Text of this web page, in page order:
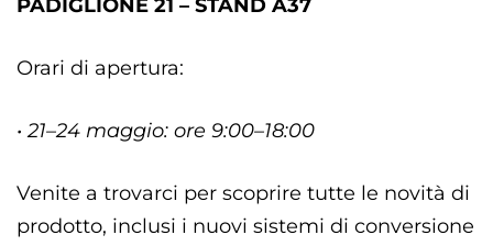
PADIGLIONE 21 – STAND A37
Orari di apertura:
• 21–24 maggio: ore 9:00–18:00
Venite a trovarci per scoprire tutte le novità di
prodotto, inclusi i nuovi sistemi di conversione